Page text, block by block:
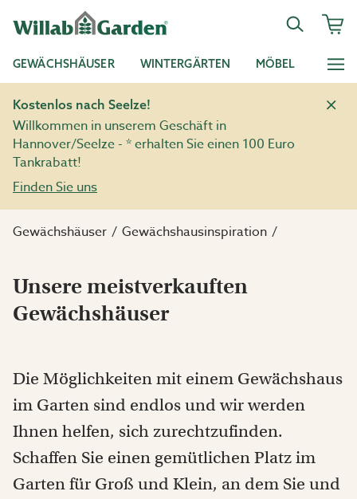
GEWÄCHSHÄUSER WINTERGÄRTEN MÖBEL
Kostenlos nach Seelze!
Willkommen in unserem Geschäft in
Hannover/Seelze - * erhalten Sie einen 100 Euro
Tankrabatt!
Finden Sie uns
Gewächshäuser Gewächshausinspiration
Unsere meistverkauften
Gewächshäuser
Die Möglichkeiten mit einem Gewächshaus
im Garten sind endlos und wir werden
Ihnen helfen, sich zurechtzufinden.
Schaffen Sie einen gemütlichen Platz im
Garten für Groß und Klein, an dem Sie und